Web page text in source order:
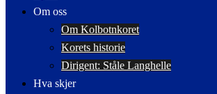
Om oss
Om Kolbotnkoret
Korets historie
Dirigent: Ståle Langhelle
Hva skjer